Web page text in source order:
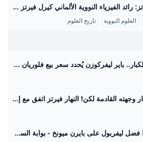
كارل فيرتز: رائد الفيزياء النووية الألماني كيرل فيرتز هو عالم فيزياء نووية ألماني بارز وُلد في 24 أبريل 1910 في كولونيا وتوفي في 12 فبراير 1994. حصل على شهادة الدكتوراه في عام 1934 بعد دراسته الفيزياء والكيمياء والرياضيات في جامعات بون وفرايبورغ وبريسلّاو. درّس بعد ذلك كمساعد تدريس لوزير التعليم الألماني كارل فريدريش بونهوفر في جامعة لايبتزغ، وكان عضواً في رابطة المعلمين النازية خلال الفترة النازية في ألمانيا، رغم أنه لم يكن عضواً في الحزب النازي. مهنياً، تميز فيرتز بعمله في معهد كايزر فيلهلم للفيزياء في برلين منذ عام 1937، حيث عمل على تصميم المفاعلات النووية خلال الحرب العالمية الثانية، وبالأخص مفاعل الطبقات الأفقية، بالإضافة إلى قيادة قسم التجارب في المعهد الذي نقل إلى هيتشينجن لتجنب تأثير القصف الجوي في 1944.
العلوم النووية تاريخ العلوم
وسط منافسة الكبار.. باير ليفركوزن يُحدد سعر بيع فلوريان فيرتز صحيفة الوطن حدد مسئولو نادي باير ليفركوزن الألماني سعر بيع فلوريان فيرتز، لاعب خط وسط الفريق الأول لكرة القدم بالنادي، في الميركاتو الصيفي المقبل، وذلك في ظل وجود منافسة مشتعلة بين كبار الأندية الأوروبية… {{ article.article_subtitle }} {{ authorName() }} {{ article.author_description }} {{ article.formatted_date }}epa11762162 Florian Wirtz of Leverkusen celebrates after scoring the 1-0 lead during the German Bundesliga soccer match between Bayer 04 Leverkusen and FC St. Pauli in Leverkusen, Germany, 07 December 2024.
فيرتز يختار وجهته القادمة لكن! النهار فيرتز اتفق مع إدارة بايرن ميونيخ الجريدة مواقعنا لبنان عربي بودكاست تسجيل الدخول اشترك - الرئيسية عيش لبنان اقتصاد وأعمال تحقيقات مقالات كتاب النهار آراء منبر كتاب النهار 29-08-2025 | 05:37 استعادة النظام السوري السجناء واللاجئين معاً مؤشّر لنية بناء دولة كتاب النهار 29-08-2025 | 05:30 أيّ رسائل مخفيّة لحراك “حزب الله” السياسي المكثّف؟ رياضة كرة قدم كرة سلة كرة مضرب رياضة ميكانيكية ألعاب قتالية الغولف رياضات أخرى رياضة 29-08-2025 | 06:25 شربل أبو خطار لـ"النهار": الرياضة دواء ومفتاح النجاح الدراسي رياضة 28-08-2025 | 17:06 ازدواج الجنسية… أزمة مستمرّة لنجوم كرة القدم
فيرتز يكشف سبب لماذا فضل ليفربول على بايرن ميونخ - بوابة السعودية نيوز يحاول الفريق بناء نفسه بشكل قوي ليكون قادراً على المنافسة على أعلى مستوى تحت قيادة المدرب آرني سلوت وقد أظهر الفريق أداءً مميزاً في سوق الانتقالات هذا الصيف، انتقال اللاعب إلى ليفربول يمثل تحدياً كبيراً بالنسبة له، حيث قال: “لقد كانت خطوة أصعب أن أترك هذا المحيط وأذهب لبلد آخر مع كل ما يتضمنه من تغييرات وألعب في دوري جديد بأسلوب لعب مختلف”. اختيار واعٍ أضاف اللاعب: “لقد انتقلت لتحدي أكبر، تحدي اخترت خوضه بوعي من أجل أن أنجح وأصبح لاعباً أفضل , لقد اخترت الانتقال إلى ليفربول كقرار واعٍ بالنسبة لي كي أصبح أفضل”.